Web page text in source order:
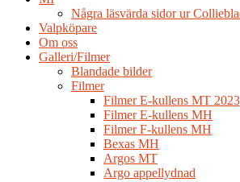
Några läsvärda sidor ur
Valpköpare
Om oss
Galleri/Filmer
Blandade bilder
Filmer
Filmer E-kullens MT 2023
Filmer E-kullens MH
Filmer F-kullens MH
Bexas MH
Argos MT
Argo appellydnad